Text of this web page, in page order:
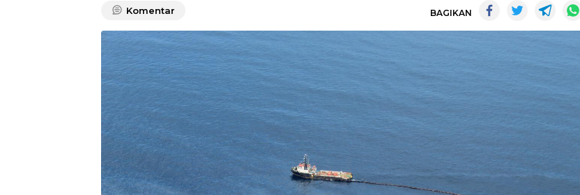
Komentar BAGIKAN